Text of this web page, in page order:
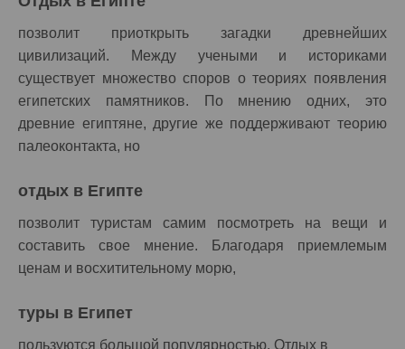
позволит приоткрыть загадки древнейших
цивилизаций. Между учеными и историками
существует множество споров о теориях появления
египетских памятников. По мнению одних, это
древние египтяне, другие же поддерживают теорию
палеоконтакта, но
отдых в Египте
позволит туристам самим посмотреть на вещи и
составить свое мнение. Благодаря приемлемым
ценам и восхитительному морю,
туры в Египет
пользуются большой популярностью. Отдых в